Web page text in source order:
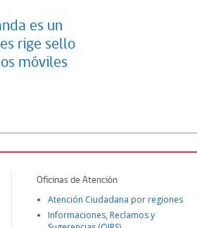
es un
rige sello
móviles
Oficinas de Atención
Atención Ciudadana por regiones
Informaciones, Reclamos y